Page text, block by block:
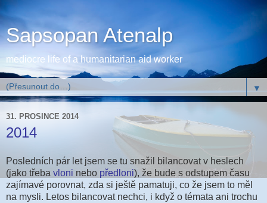
Sapsopan Atenalp
mediocre life of a humanitarian aid worker
▼
31. PROSINCE 2014
2014
Posledních pár let jsem se tu snažil bilancovat v heslech
(jako třeba vloni nebo předloni), že bude s odstupem času
zajímavé porovnat, zda si ještě pamatuji, co že jsem to měl
na mysli. Letos bilancovat nechci, i když o témata ani trochu